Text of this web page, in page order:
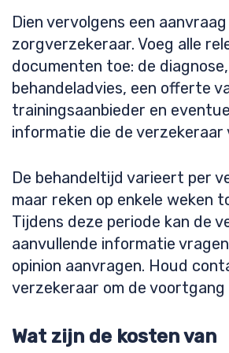
Dien vervolgens een
zorgverzekeraar. Voeg alle
documenten toe: de
behandeladvies, een offerte
trainingsaanbieder en
informatie die de verzekeraar
De behandeltijd varieert per
maar reken op enkele weken
Tijdens deze periode kan de
aanvullende informatie
opinion aanvragen. Houd
verzekeraar om de voortgang
Wat zijn de kosten van